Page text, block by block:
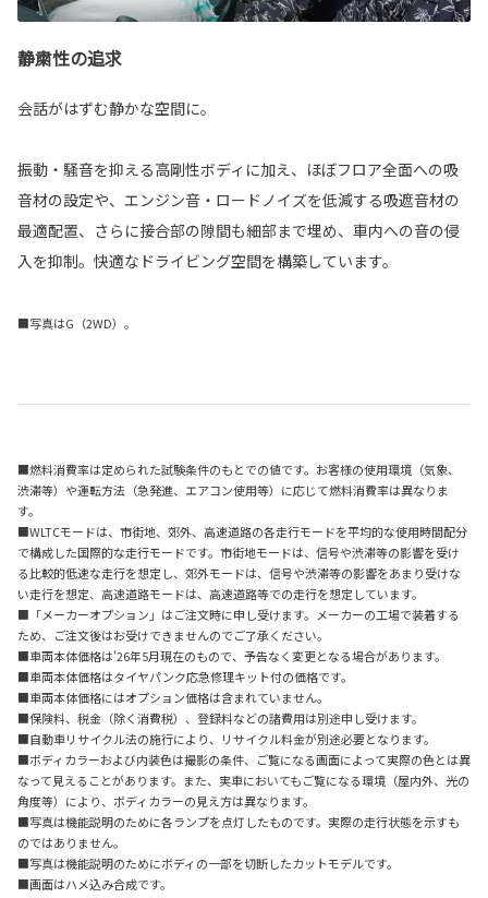
静粛性の追求
会話がはずむ静かな空間に。
振動・騒音を抑える高剛性ボディに加え、ほぼフロア全面への吸
音材の設定や、エンジン音・ロードノイズを低減する吸遮音材の
最適配置、さらに接合部の隙間も細部まで埋め、車内への音の侵
入を抑制。快適なドライビング空間を構築しています。
■写真はG（2WD）。
■燃料消費率は定められた試験条件のもとでの値です。お客様の使用環境（気象、
渋滞等）や運転方法（急発進、エアコン使用等）に応じて燃料消費率は異なりま
す。
■WLTCモードは、市街地、郊外、高速道路の各走行モードを平均的な使用時間配分
で構成した国際的な走行モードです。市街地モードは、信号や渋滞等の影響を受け
る比較的低速な走行を想定し、郊外モードは、信号や渋滞等の影響をあまり受けな
い走行を想定、高速道路モードは、高速道路等での走行を想定しています。
■「メーカーオプション」はご注文時に申し受けます。メーカーの工場で装着する
ため、ご注文後はお受けできませんのでご了承ください。
■車両本体価格は'26年5月現在のもので、予告なく変更となる場合があります。
■車両本体価格はタイヤパンク応急修理キット付の価格です。
■車両本体価格にはオプション価格は含まれていません。
■保険料、税金（除く消費税）、登録料などの諸費用は別途申し受けます。
■自動車リサイクル法の施行により、リサイクル料金が別途必要となります。
■ボディカラーおよび内装色は撮影の条件、ご覧になる画面によって実際の色とは異
なって見えることがあります。また、実車においてもご覧になる環境（屋内外、光の
角度等）により、ボディカラーの見え方は異なります。
■写真は機能説明のために各ランプを点灯したものです。実際の走行状態を示すも
のではありません。
■写真は機能説明のためにボディの一部を切断したカットモデルです。
■画面はハメ込み合成です。